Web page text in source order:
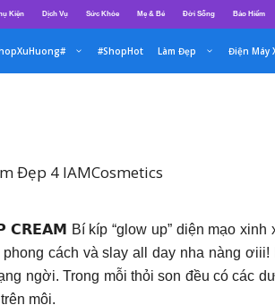
Kiện Dịch Vụ Sức Khỏe Mẹ & Bé Đời Sống Bảo Hiểm
#ShopHot Làm Đẹp Điện Máy
Bí kíp “glow up” diện mạo xinh
cách và slay all day nha nàng
ngời. Trong mỗi thỏi son đều có các
môi.